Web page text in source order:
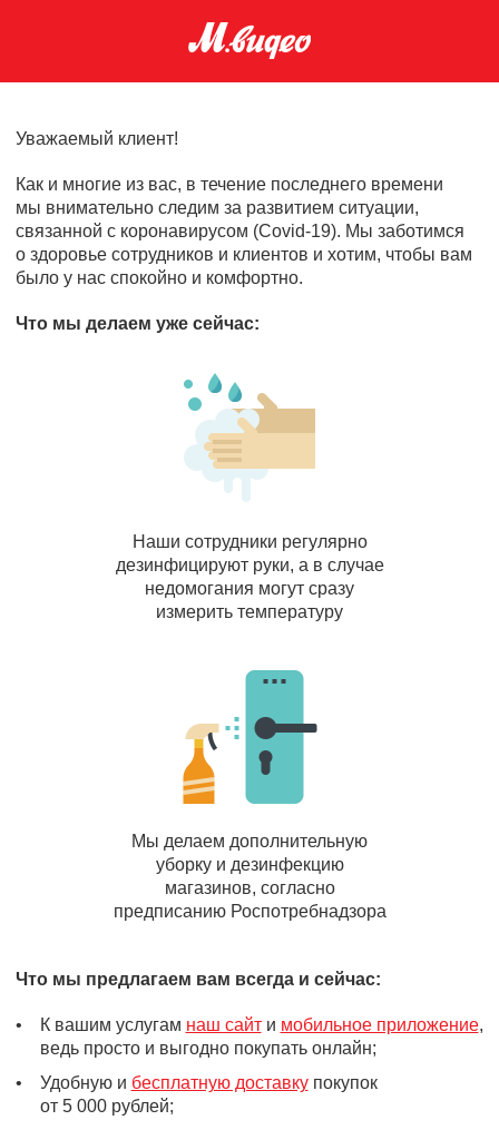
Уважаемый клиент!
Как и многие из вас, в течение последнего времени
мы внимательно следим за развитием ситуации,
связанной с коронавирусом (Covid-19). Мы заботимся
о здоровье сотрудников и клиентов и хотим, чтобы вам
было у нас спокойно и комфортно.
Что мы делаем уже сейчас:
Наши сотрудники регулярно
дезинфицируют руки, а в случае
недомогания могут сразу
измерить температуру
Мы делаем дополнительную
уборку и дезинфекцию
магазинов, согласно
предписанию Роспотребнадзора
Что мы предлагаем вам всегда и сейчас:
• К вашим услугам наш сайти мобильное приложение,
ведь просто и выгодно покупать онлайн;
•
Удобную и бесплатную доставкупокупок
от 5 000 рублей;